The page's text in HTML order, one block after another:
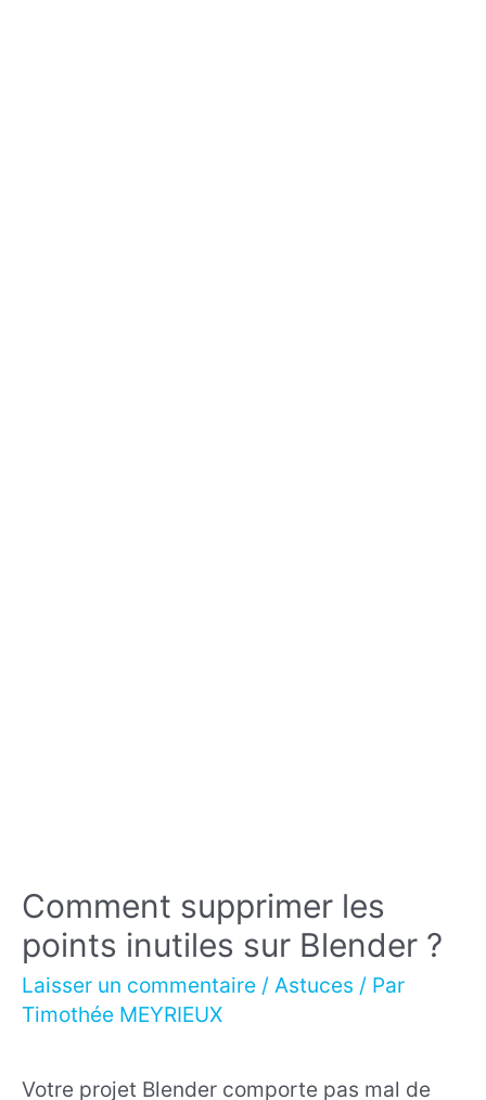
Comment supprimer les
points inutiles sur Blender ?
Laisser un commentaire / Astuces / Par
Timothée MEYRIEUX
Votre projet Blender comporte pas mal de